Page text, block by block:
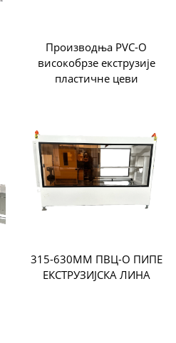
Производња PVC-O
високобрзе екструзије
пластичне цеви
315-630ММ ПВЦ-О ПИПЕ
ЕКСТРУЗИЈСКА ЛИНА